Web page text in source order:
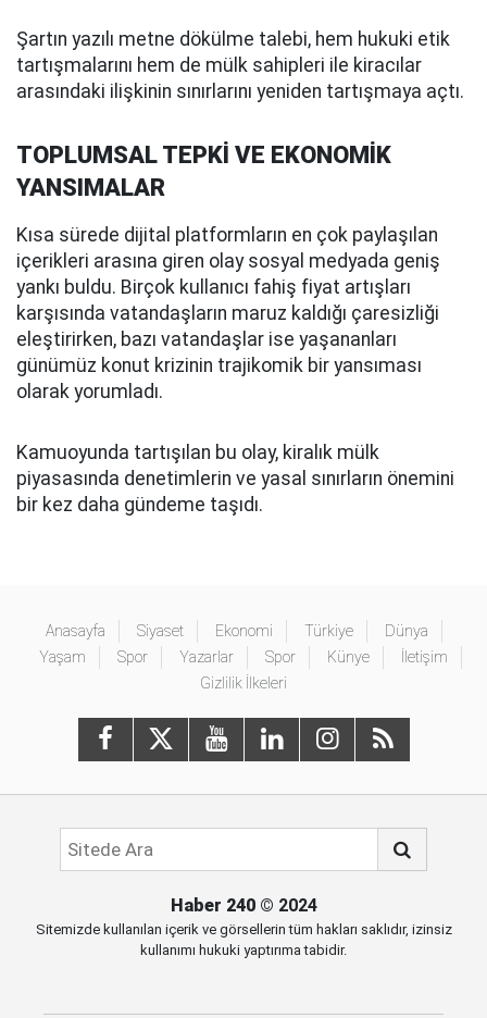
Şartın yazılı metne dökülme talebi, hem hukuki etik
tartışmalarını hem de mülk sahipleri ile kiracılar
arasındaki ilişkinin sınırlarını yeniden tartışmaya açtı.
TOPLUMSAL TEPKİ VE EKONOMİK
YANSIMALAR
Kısa sürede dijital platformların en çok paylaşılan
içerikleri arasına giren olay sosyal medyada geniş
yankı buldu. Birçok kullanıcı fahiş fiyat artışları
karşısında vatandaşların maruz kaldığı çaresizliği
eleştirirken, bazı vatandaşlar ise yaşananları
günümüz konut krizinin trajikomik bir yansıması
olarak yorumladı.
Kamuoyunda tartışılan bu olay, kiralık mülk
piyasasında denetimlerin ve yasal sınırların önemini
bir kez daha gündeme taşıdı.
Anasayfa Siyaset Ekonomi Türkiye
Dünya
Yaşam
Spor Yazarlar Spor Künye
İletişim
Gizlilik İlkeleri
Haber 240© 2024
Sitemizde kullanılan içerik ve görsellerin tüm hakları saklıdır, izinsiz
kullanımı hukuki yaptırıma tabidir.